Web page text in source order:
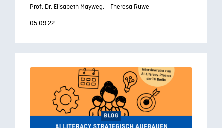
Prof. Dr. Elisabeth Mayweg,
Theresa Ruwe
05.09.22